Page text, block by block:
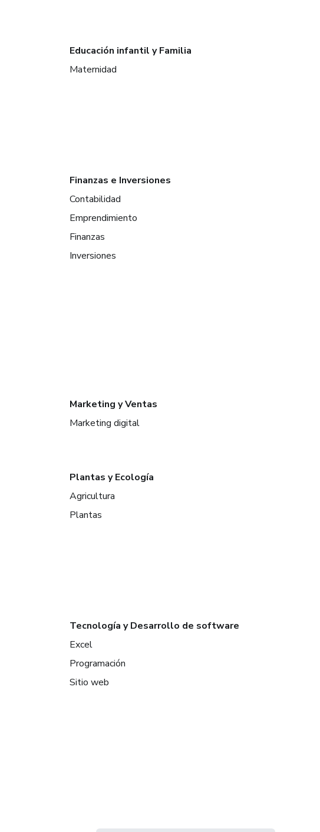
Educación infantil y Familia
Maternidad
Finanzas e Inversiones
Contabilidad
Emprendimiento
Finanzas
Inversiones
Marketing y Ventas
Marketing digital
Plantas y Ecología
Agricultura
Plantas
Tecnología y Desarrollo de software
Excel
Programación
Sitio web